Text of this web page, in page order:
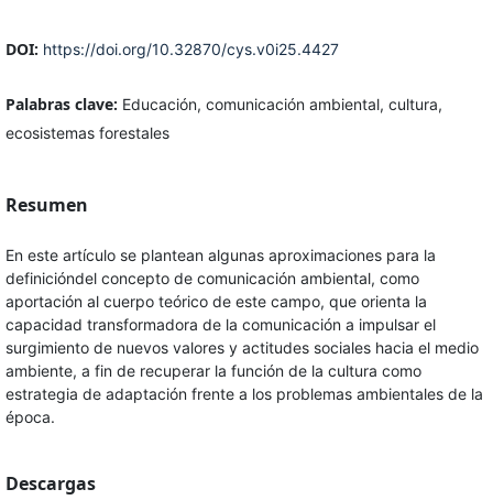
DOI: https://doi.org/10.32870/cys.v0i25.4427
Palabras clave: Educación, comunicación ambiental, cultura,
ecosistemas forestales
Resumen
En este artículo se plantean algunas aproximaciones para la
definicióndel concepto de comunicación ambiental, como
aportación al cuerpo teórico de este campo, que orienta la
capacidad transformadora de la comunicación a impulsar el
surgimiento de nuevos valores y actitudes sociales hacia el medio
ambiente, a fin de recuperar la función de la cultura como
estrategia de adaptación frente a los problemas ambientales de la
época.
Descargas